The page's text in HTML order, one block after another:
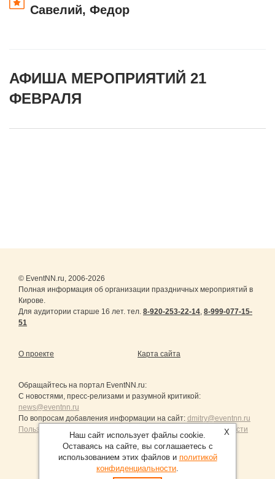
Савелий, Федор
АФИША МЕРОПРИЯТИЙ 21
ФЕВРАЛЯ
© EventNN.ru, 2006-2026
Полная информация об организации праздничных мероприятий в
Кирове.
Для аудитории старше 16 лет. тел. 8-920-253-22-14, 8-999-077-15-
51
О проекте Карта сайта
Обращайтесь на портал EventNN.ru:
С новостями, пресс-релизами и разумной критикой:
news@eventnn.ru
По вопросам добавления информации на сайт: dmitry@eventnn.ru
Пользовательское Соглашение и политика конфиденциальности
X
Наш сайт использует файлы cookie.
Оставаясь на сайте, вы соглашаетесь с
использованием этих файлов и политикой
конфиденциальности.